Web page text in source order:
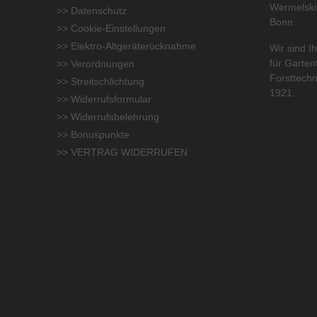
>> Datenschutz
>> Cookie-Einstellungen
>> Elektro-Altgeräterücknahme
>> Verordnungen
>> Streitschlichtung
>> Widerrufsformular
>> Widerrufsbelehrung
>> Bonuspunkte
>> VERTRAG WIDERRUFEN
Bonn.
Wir sind
für
1921.